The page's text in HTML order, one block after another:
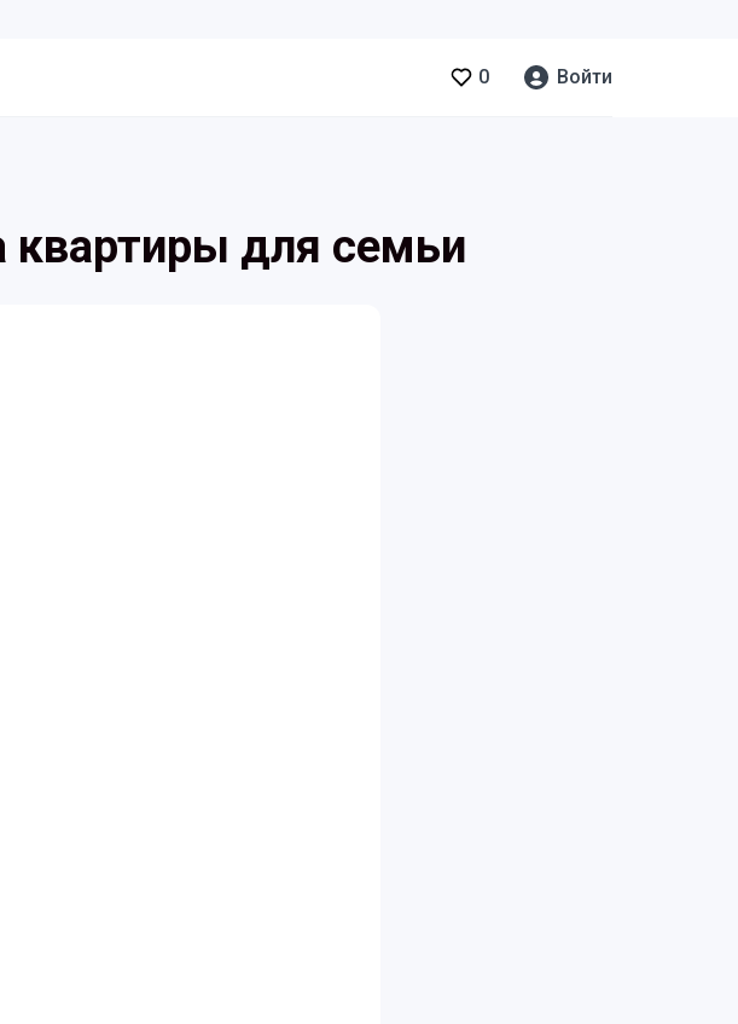
0 Войти
квартиры для семьи